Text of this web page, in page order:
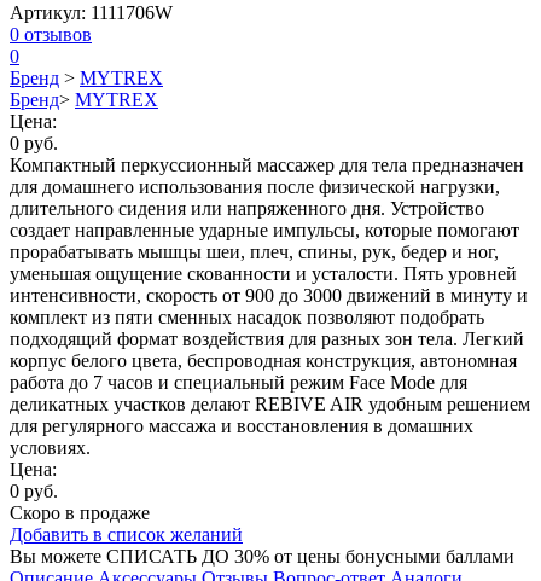
Артикул: 1111706W
0 отзывов
0
Бренд > MYTREX
Бренд> MYTREX
Цена:
0 руб.
Компактный перкуссионный массажер для тела предназначен
для домашнего использования после физической нагрузки,
длительного сидения или напряженного дня. Устройство
создает направленные ударные импульсы, которые помогают
прорабатывать мышцы шеи, плеч, спины, рук, бедер и ног,
уменьшая ощущение скованности и усталости. Пять уровней
интенсивности, скорость от 900 до 3000 движений в минуту и
комплект из пяти сменных насадок позволяют подобрать
подходящий формат воздействия для разных зон тела. Легкий
корпус белого цвета, беспроводная конструкция, автономная
работа до 7 часов и специальный режим Face Mode для
деликатных участков делают REBIVE AIR удобным решением
для регулярного массажа и восстановления в домашних
условиях.
Цена:
0 руб.
Скоро в продаже
Добавить в список желаний
Вы можете СПИСАТЬ ДО 30% от цены бонусными баллами